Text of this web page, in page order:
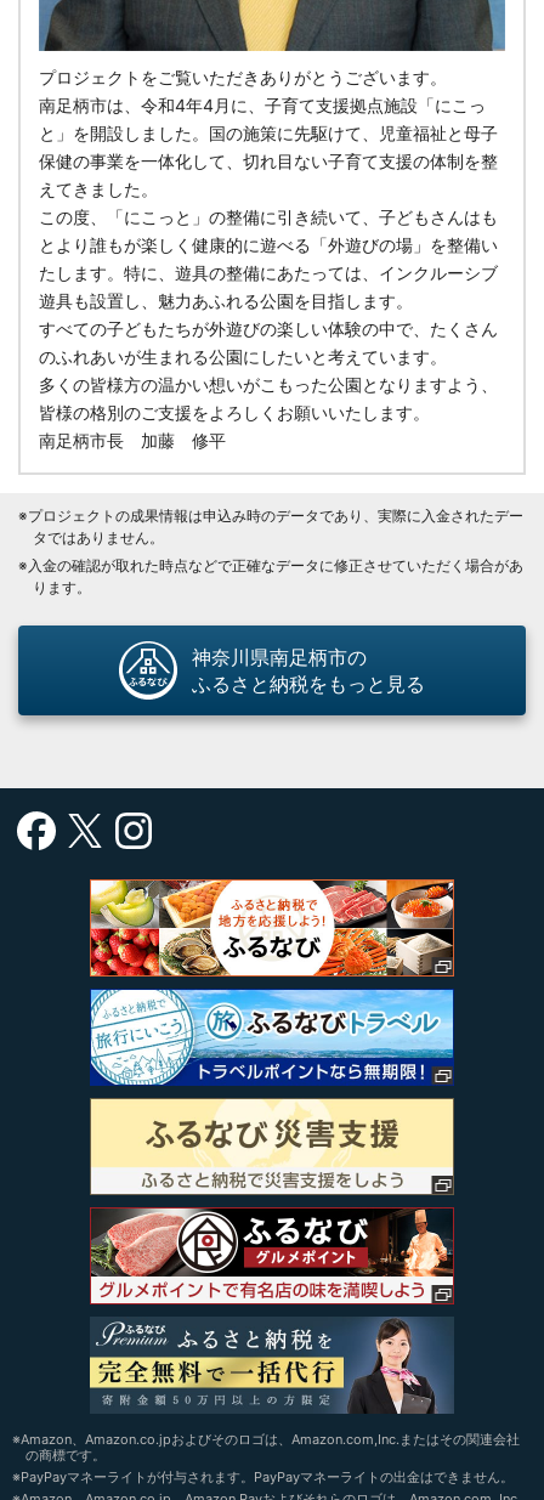
神奈川県南足柄市の
ふるさと納税をもっと見る
プロジェクトをご覧いただきありがとうございます。
南足柄市は、令和4年4月に、子育て支援拠点施設「にこっ
と」を開設しました。国の施策に先駆けて、児童福祉と母子
保健の事業を一体化して、切れ目ない子育て支援の体制を整
えてきました。
この度、「にこっと」の整備に引き続いて、子どもさんはも
とより誰もが楽しく健康的に遊べる「外遊びの場」を整備い
たします。特に、遊具の整備にあたっては、インクルーシブ
遊具も設置し、魅力あふれる公園を目指します。
すべての子どもたちが外遊びの楽しい体験の中で、たくさん
のふれあいが生まれる公園にしたいと考えています。
多くの皆様方の温かい想いがこもった公園となりますよう、
皆様の格別のご支援をよろしくお願いいたします。
南足柄市長 加藤 修平
※プロジェクトの成果情報は申込み時のデータであり、実際に入金されたデー
タではありません。
※入金の確認が取れた時点などで正確なデータに修正させていただく場合があ
ります。
※Amazon、Amazon.co.jpおよびそのロゴは、Amazon.com,Inc.またはその関連会社
の商標です。
※PayPayマネーライトが付与されます。PayPayマネーライトの出金はできません。